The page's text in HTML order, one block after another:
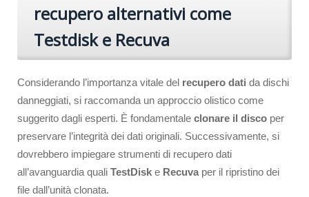
recupero alternativi come
Testdisk e Recuva
Considerando l’importanza vitale del recupero dati da dischi
danneggiati, si raccomanda un approccio olistico come
suggerito dagli esperti. È fondamentale clonare il disco per
preservare l’integrità dei dati originali. Successivamente, si
dovrebbero impiegare strumenti di recupero dati
all’avanguardia quali TestDisk e Recuva per il ripristino dei
file dall’unità clonata.